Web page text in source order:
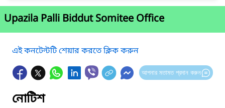
Upazila Palli Biddut Somitee Office
এই কনটেন্টটি শেয়ার করতে ক্লিক করুন
আপনার মতামত প্রদান করুন
নোটিশ